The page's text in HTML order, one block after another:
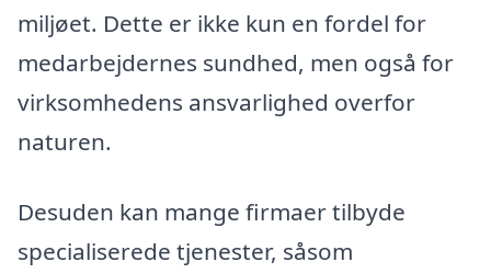
miljøet. Dette er ikke kun en fordel for
medarbejdernes sundhed, men også for
virksomhedens ansvarlighed overfor
naturen.
Desuden kan mange firmaer tilbyde
specialiserede tjenester, såsom